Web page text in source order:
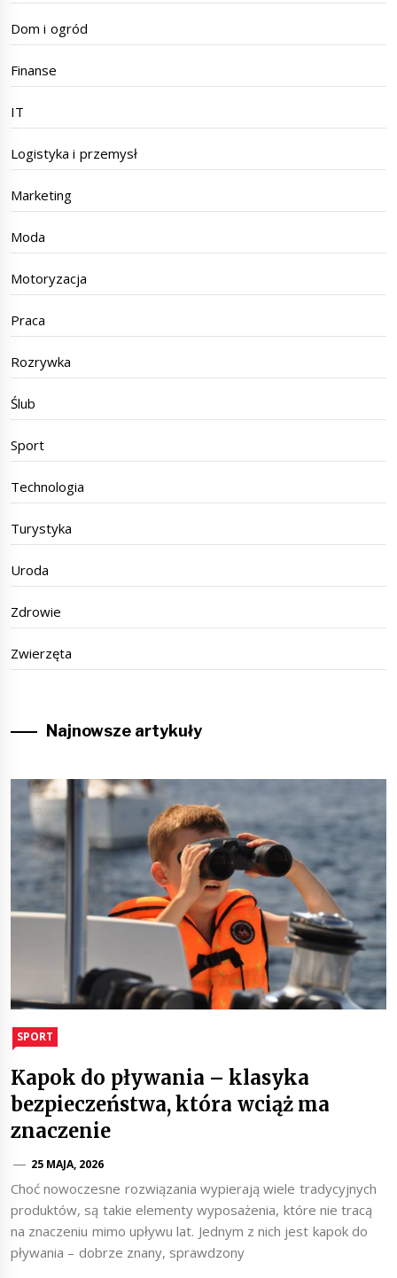
Dom i ogród
Finanse
IT
Logistyka i przemysł
Marketing
Moda
Motoryzacja
Praca
Rozrywka
Ślub
Sport
Technologia
Turystyka
Uroda
Zdrowie
Zwierzęta
Najnowsze artykuły
SPORT
Kapok do pływania – klasyka
bezpieczeństwa, która wciąż ma
znaczenie
25 MAJA, 2026
Choć nowoczesne rozwiązania wypierają wiele tradycyjnych
produktów, są takie elementy wyposażenia, które nie tracą
na znaczeniu mimo upływu lat. Jednym z nich jest kapok do
pływania – dobrze znany, sprawdzony